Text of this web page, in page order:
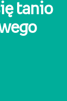
tanio